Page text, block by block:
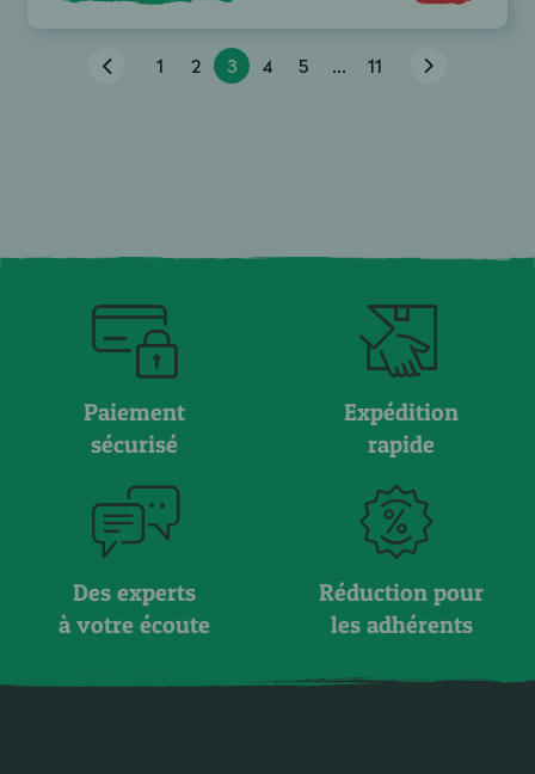
1 2 3 4 5 ... 11
Paiement
sécurisé
Expédition
rapide
Des experts
à votre écoute
Réduction pour
les adhérents